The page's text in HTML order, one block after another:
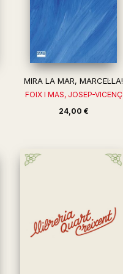
MIRA LA MAR, MARCEL·LA!
FOIX I MAS, JOSEP-VICENÇ
24,00 €